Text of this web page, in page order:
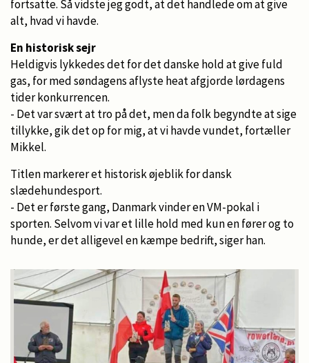
fortsatte. Så vidste jeg godt, at det handlede om at give
alt, hvad vi havde.
En historisk sejr
Heldigvis lykkedes det for det danske hold at give fuld
gas, for med søndagens aflyste heat afgjorde lørdagens
tider konkurrencen.
- Det var svært at tro på det, men da folk begyndte at sige
tillykke, gik det op for mig, at vi havde vundet, fortæller
Mikkel.
Titlen markerer et historisk øjeblik for dansk
slædehundesport.
- Det er første gang, Danmark vinder en VM-pokal i
sporten. Selvom vi var et lille hold med kun en fører og to
hunde, er det alligevel en kæmpe bedrift, siger han.